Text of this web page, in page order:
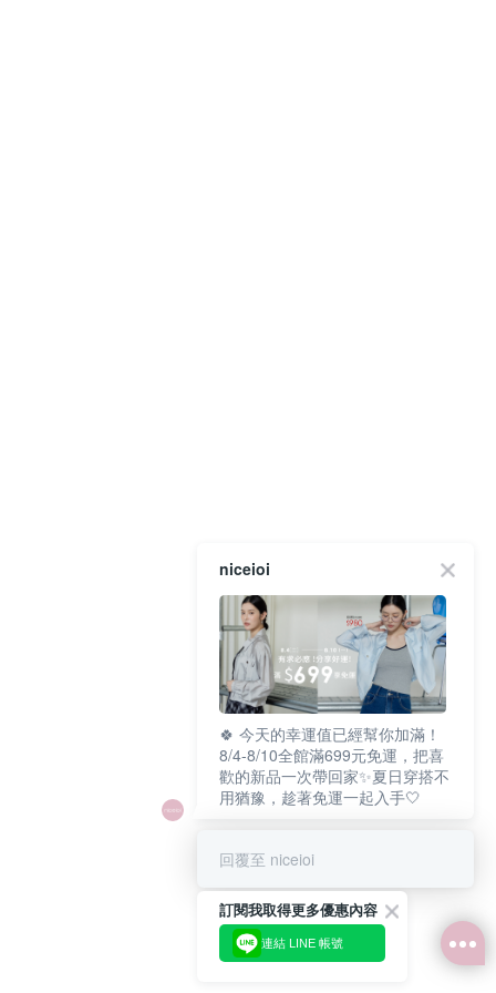
niceioi
🍀 今天的幸運值已經幫你加滿！
8/4-8/10全館滿699元免運，把喜
歡的新品一次帶回家✨夏日穿搭不
用猶豫，趁著免運一起入手🤍
回覆至 niceioi
訂閱我取得更多優惠內容
連結 LINE 帳號